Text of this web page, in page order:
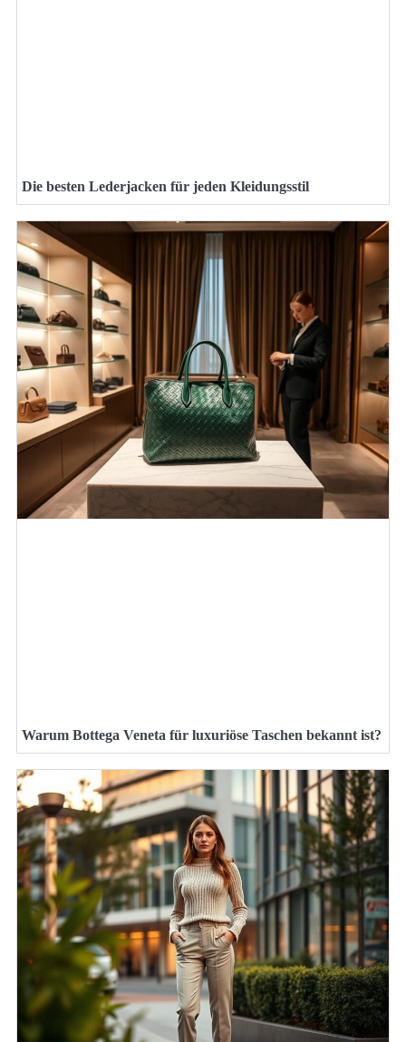
Die besten Lederjacken für jeden Kleidungsstil
Warum Bottega Veneta für luxuriöse Taschen bekannt ist?